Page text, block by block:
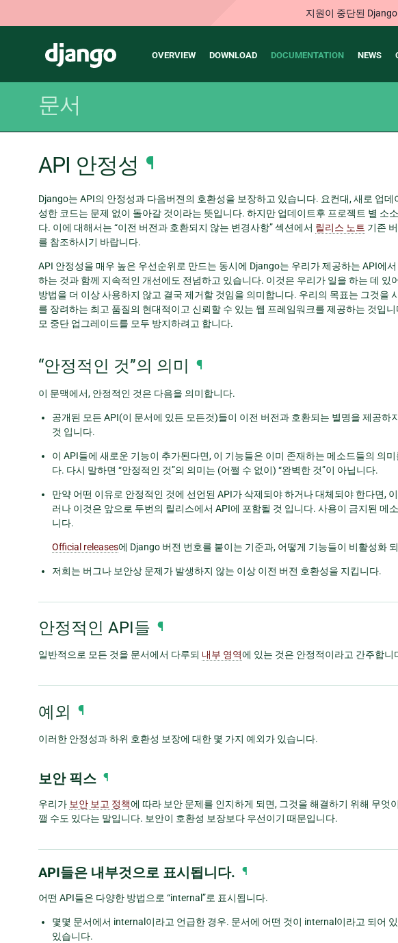
지원이 중단된
Django
Main
OVERVIEW DOWNLOAD DOCUMENTATION NEWS
문서
API 안정성 ¶
Django는 API의 안정성과 다음버젼의 호환성을 보장하고 있습니다. 요컨대, 새로 업
성한 코드는 문제 없이 돌아갈 것이라는 뜻입니다. 하지만 업데이트후 프로젝트 별 소
다. 이에 대해서는 “이전 버전과 호환되지 않는 변경사항” 섹션에서 릴리스 노트 기존
를 참조하시기 바랍니다.
API 안정성을 매우 높은 우선순위로 만드는 동시에 Django는 우리가 제공하는 API에
하는 것과 함께 지속적인 개선에도 전념하고 있습니다. 이것은 우리가 일을 하는 데 있
방법을 더 이상 사용하지 않고 결국 제거할 것임을 의미합니다. 우리의 목표는 그것을
를 장려하는 최고 품질의 현대적이고 신뢰할 수 있는 웹 프레임워크를 제공하는 것입
모 중단 업그레이드를 모두 방지하려고 합니다.
“안정적인 것”의 의미 ¶
이 문맥에서, 안정적인 것은 다음을 의미합니다.
공개된 모든 API(이 문서에 있든 모든것)들이 이전 버전과 호환되는 별명을 제공하
것 입니다.
이 API들에 새로운 기능이 추가된다면, 이 기능들은 이미 존재하는 메소드들의 의
다. 다시 말하면 “안정적인 것”의 의미는 (어쩔 수 없이) “완벽한 것”이 아닙니다.
만약 어떤 이유로 안정적인 것에 선언된 API가 삭제되야 하거나 대체되야 한다면,
러나 이것은 앞으로 두번의 릴리스에서 API에 포함될 것 입니다. 사용이 금지된 메
니다.
Official releases에 Django 버전 번호를 붙이는 기준과, 어떻게 기능들이 비활성화
저희는 버그나 보안상 문제가 발생하지 않는 이상 이전 버전 호환성을 지킵니다.
안정적인 API들 ¶
일반적으로 모든 것을 문서에서 다루되 내부 영역에 있는 것은 안정적이라고 간주합니
예외 ¶
이러한 안정성과 하위 호환성 보장에 대한 몇 가지 예외가 있습니다.
보안 픽스 ¶
우리가 보안 보고 정책에 따라 보안 문제를 인지하게 되면, 그것을 해결하기 위해 무엇
깰 수도 있다는 말입니다. 보안이 호환성 보장보다 우선이기 때문입니다.
API들은 내부것으로 표시됩니다. ¶
어떤 API들은 다양한 방법으로 “internal”로 표시됩니다.
몇몇 문서에서 internal이라고 언급한 경우. 문서에 어떤 것이 internal이라고 되어
있습니다.